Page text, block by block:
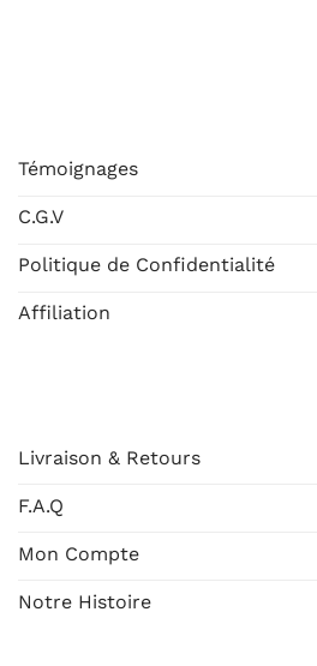
Témoignages
C.G.V
Politique de Confidentialité
Affiliation
Livraison & Retours
F.A.Q
Mon Compte
Notre Histoire